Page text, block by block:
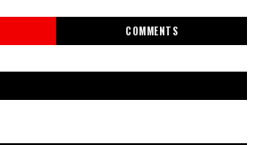
COMMENTS